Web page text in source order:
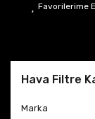
Hava Filtre
Marka